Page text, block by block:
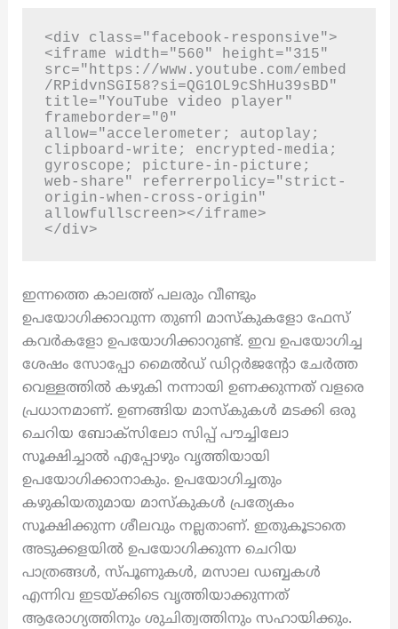
<div class="facebook-responsive">
<iframe width="560" height="315"
src="https://www.youtube.com/embed
/RPidvnSGI58?si=QG1OL9cShHu39sBD"
title="YouTube video player"
frameborder="0"
allow="accelerometer; autoplay;
clipboard-write; encrypted-media;
gyroscope; picture-in-picture;
web-share" referrerpolicy="strict-
origin-when-cross-origin"
allowfullscreen></iframe>
</div>
ഇന്നത്തെ കാലത്ത് പലരും വീണ്ടും
ഉപയോഗിക്കാവുന്ന തുണി മാസ്കുകളോ ഫേസ്
കവർകളോ ഉപയോഗിക്കാറുണ്ട്. ഇവ ഉപയോഗിച്ച
ശേഷം സോപ്പോ മൈൽഡ് ഡിറ്റർജന്റോ ചേർത്ത
വെള്ളത്തിൽ കഴുകി നന്നായി ഉണക്കുന്നത് വളരെ
പ്രധാനമാണ്. ഉണങ്ങിയ മാസ്കുകൾ മടക്കി ഒരു
ചെറിയ ബോക്സിലോ സിപ്പ് പൗച്ചിലോ
സൂക്ഷിച്ചാൽ എപ്പോഴും വൃത്തിയായി
ഉപയോഗിക്കാനാകും. ഉപയോഗിച്ചതും
കഴുകിയതുമായ മാസ്കുകൾ പ്രത്യേകം
സൂക്ഷിക്കുന്ന ശീലവും നല്ലതാണ്. ഇതുകൂടാതെ
അടുക്കളയിൽ ഉപയോഗിക്കുന്ന ചെറിയ
പാത്രങ്ങൾ, സ്പൂണുകൾ, മസാല ഡബ്ബകൾ
എന്നിവ ഇടയ്ക്കിടെ വൃത്തിയാക്കുന്നത്
ആരോഗ്യത്തിനും ശുചിത്വത്തിനും സഹായിക്കും.